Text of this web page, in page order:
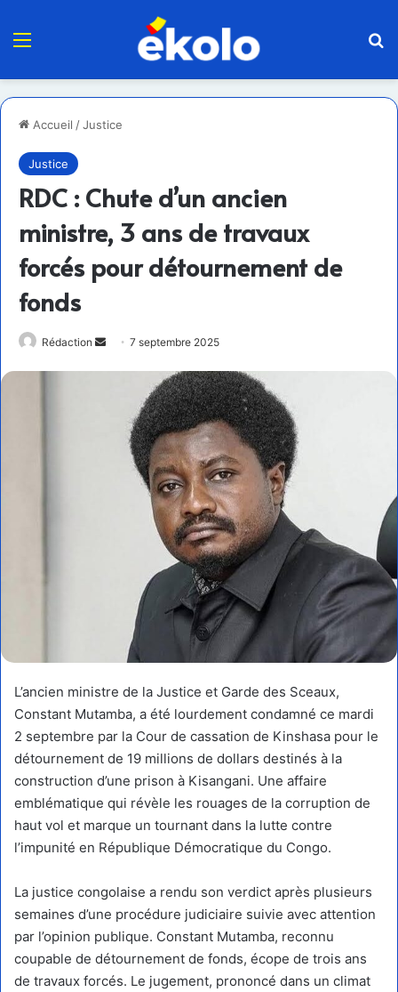
Menu
Accueil /Justice
Justice
RDC : Chute d’un ancien
ministre, 3 ans de travaux
forcés pour détournement de
fonds
Rédaction
Envoyer7 septembre 2025
L’ancien ministre de la Justice et Garde des Sceaux,
Constant Mutamba, a été lourdement condamné ce mardi
2 septembre par la Cour de cassation de Kinshasa pour le
détournement de 19 millions de dollars destinés à la
construction d’une prison à Kisangani. Une affaire
emblématique qui révèle les rouages de la corruption de
haut vol et marque un tournant dans la lutte contre
l’impunité en République Démocratique du Congo.
La justice congolaise a rendu son verdict après plusieurs
semaines d’une procédure judiciaire suivie avec attention
par l’opinion publique. Constant Mutamba, reconnu
coupable de détournement de fonds, écope de trois ans
de travaux forcés. Le jugement, prononcé dans un climat